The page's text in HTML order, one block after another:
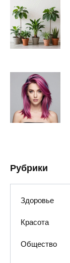
Рубрики
Здоровье
Красота
Общество